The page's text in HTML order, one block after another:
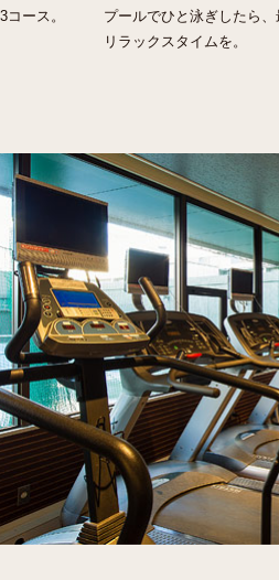
ース。
プールでひと泳ぎしたら
リラックスタイムを。